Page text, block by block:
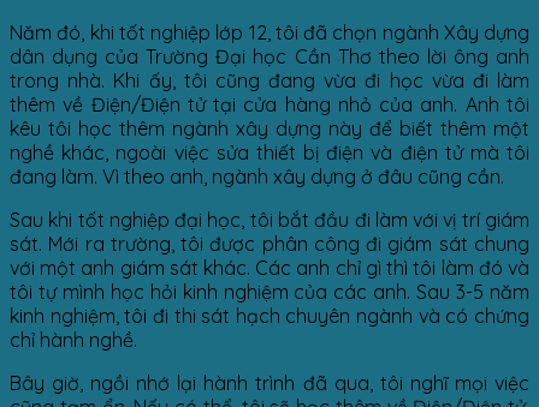
Năm đó, khi tốt nghiệp lớp 12, tôi đã chọn ngành Xây dựng
dân dụng của Trường Đại học Cần Thơ theo lời ông anh
trong nhà. Khi ấy, tôi cũng đang vừa đi học vừa đi làm
thêm về Điện/Điện tử tại cửa hàng nhỏ của anh. Anh tôi
kêu tôi học thêm ngành xây dựng này để biết thêm một
nghề khác, ngoài việc sửa thiết bị điện và điện tử mà tôi
đang làm. Vì theo anh, ngành xây dựng ở đâu cũng cần.
Sau khi tốt nghiệp đại học, tôi bắt đầu đi làm với vị trí giám
sát. Mới ra trường, tôi được phân công đi giám sát chung
với một anh giám sát khác. Các anh chỉ gì thì tôi làm đó và
tôi tự mình học hỏi kinh nghiệm của các anh. Sau 3-5 năm
kinh nghiệm, tôi đi thi sát hạch chuyên ngành và có chứng
chỉ hành nghề.
Bây giờ, ngồi nhớ lại hành trình đã qua, tôi nghĩ mọi việc